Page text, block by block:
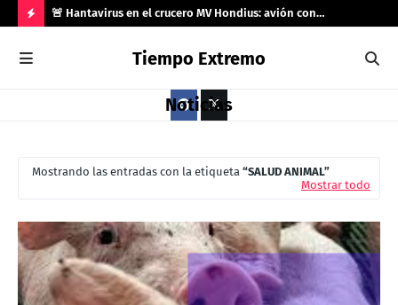
O
S
S
33
🚨 Hantavirus en el crucero MV Hondius: avión con
Tiempo Extremo
Noticias
Mostrando las entradas con la etiqueta SALUD ANIMAL
Mostrar todo